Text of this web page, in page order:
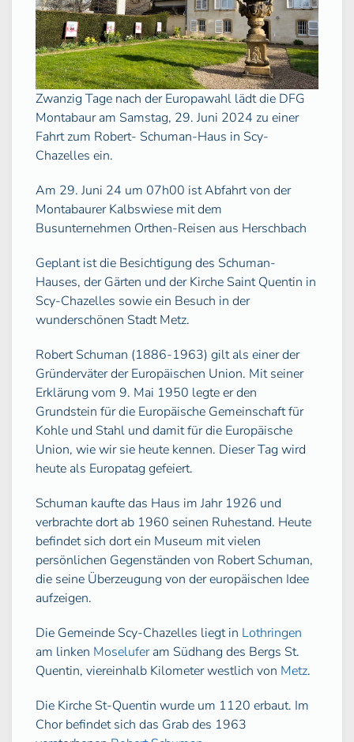
Zwanzig Tage nach der Europawahl lädt die DFG
Montabaur am Samstag, 29. Juni 2024 zu einer
Fahrt zum Robert- Schuman-Haus in Scy-
Chazelles ein.
Am 29. Juni 24 um 07h00 ist Abfahrt von der
Montabaurer Kalbswiese mit dem
Busunternehmen Orthen-Reisen aus Herschbach
Geplant ist die Besichtigung des Schuman-
Hauses, der Gärten und der Kirche Saint Quentin in
Scy-Chazelles sowie ein Besuch in der
wunderschönen Stadt Metz.
Robert Schuman (1886-1963) gilt als einer der
Gründerväter der Europäischen Union. Mit seiner
Erklärung vom 9. Mai 1950 legte er den
Grundstein für die Europäische Gemeinschaft für
Kohle und Stahl und damit für die Europäische
Union, wie wir sie heute kennen. Dieser Tag wird
heute als Europatag gefeiert.
Schuman kaufte das Haus im Jahr 1926 und
verbrachte dort ab 1960 seinen Ruhestand. Heute
befindet sich dort ein Museum mit vielen
persönlichen Gegenständen von Robert Schuman,
die seine Überzeugung von der europäischen Idee
aufzeigen.
Die Gemeinde Scy-Chazelles liegt in Lothringen
am linken Moseluferam Südhang des Bergs St.
Quentin, viereinhalb Kilometer westlich von Metz.
Die Kirche St-Quentin wurde um 1120 erbaut. Im
Chor befindet sich das Grab des 1963